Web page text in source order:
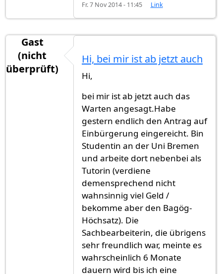
Fr. 7 Nov 2014 - 11:45 Link
Gast
(nicht
überprüft)
Hi, bei mir ist ab jetzt auch
Hi,
bei mir ist ab jetzt auch das
Warten angesagt.Habe
gestern endlich den Antrag auf
Einbürgerung eingereicht. Bin
Studentin an der Uni Bremen
und arbeite dort nebenbei als
Tutorin (verdiene
demensprechend nicht
wahnsinnig viel Geld /
bekomme aber den Bagög-
Höchsatz). Die
Sachbearbeiterin, die übrigens
sehr freundlich war, meinte es
wahrscheinlich 6 Monate
dauern wird bis ich eine